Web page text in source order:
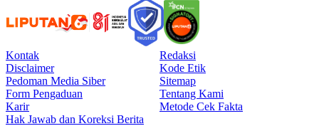
Kontak
Redaksi
Disclaimer
Kode Etik
Pedoman Media Siber
Sitemap
Form Pengaduan
Tentang Kami
Karir
Metode Cek Fakta
Hak Jawab dan Koreksi Berita